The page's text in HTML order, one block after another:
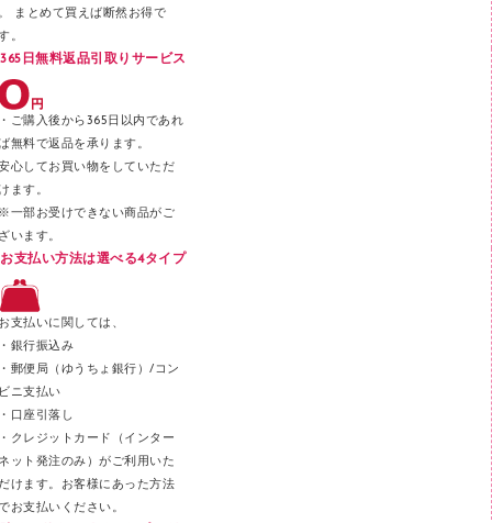
テープカッター
その他文具
セロハンテープ
スティックのり
クリップ
カッター
まとめて買えば断然お得で
。
365日無料返品引取りサービス
ご購入後から365日以内であれ
無料で返品を承ります。
心してお買い物をしていただ
ます。
一部お受けできない商品がご
います。
お支払い方法は選べる4タイプ
支払いに関しては、
銀行振込み
郵便局（ゆうちょ銀行）/コン
ニ支払い
口座引落し
クレジットカード（インター
ット発注のみ）がご利用いた
けます。お客様にあった方法
お支払いください。